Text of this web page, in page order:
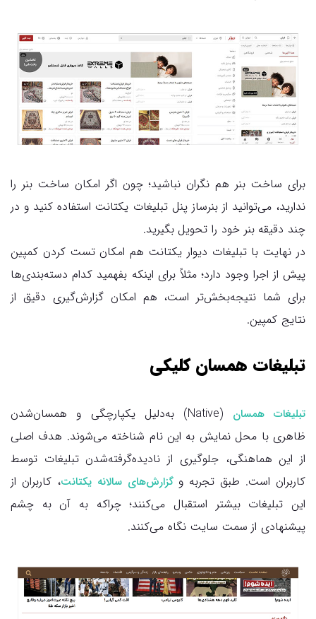
برای ساخت بنر هم نگران نباشید؛ چون اگر امکان ساخت بنر را
ندارید، می‌توانید از بنرساز پنل تبلیغات یکتانت استفاده کنید و در
چند دقیقه بنر خود را تحویل بگیرید.
در نهایت با تبلیغات دیوار یکتانت هم امکان تست کردن کمپین
پیش از اجرا وجود دارد؛ مثلاً برای اینکه بفهمید کدام دسته‌بندی‌ها
برای شما نتیجه‌بخش‌تر است، هم امکان گزارش‌گیری دقیق از
نتایج کمپین.
تبلیغات همسان کلیکی
تبلیغات همسان
(Native) به‌دلیل یکپارچگی و همسان‌شدن
ظاهری با محل نمایش به این نام شناخته می‌شوند. هدف اصلی
از این هماهنگی، جلوگیری از نادیده‌‌گرفته‌شدن تبلیغات توسط
کاربران است. طبق تجربه وگزارش‌های سالانه یکتانت، کاربران از
این تبلیغات بیشتر استقبال می‌کنند؛ چراکه به آن به چشم
پیشنهادی از سمت سایت نگاه می‌کنند.